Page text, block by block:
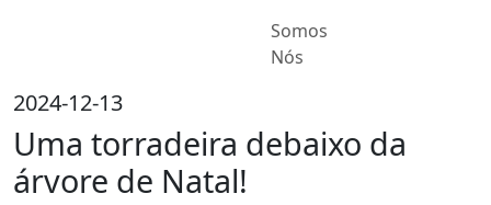
Somos
Nós
2024-12-13
Uma torradeira debaixo da
árvore de Natal!